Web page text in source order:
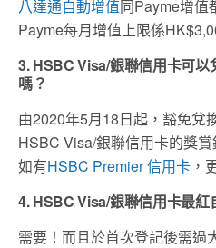
八達通自動增值同Payme增值
Payme每月增值上限係
3. HSBC Visa/銀聯信用卡可
嗎？
由2020年5月18日起，豁免兌
HSBC Visa/銀聯信用卡的獎
如有HSBC Premier 信用卡 ，
4. HSBC Visa/銀聯信用卡最紅
需要！而且於首次登記後需過